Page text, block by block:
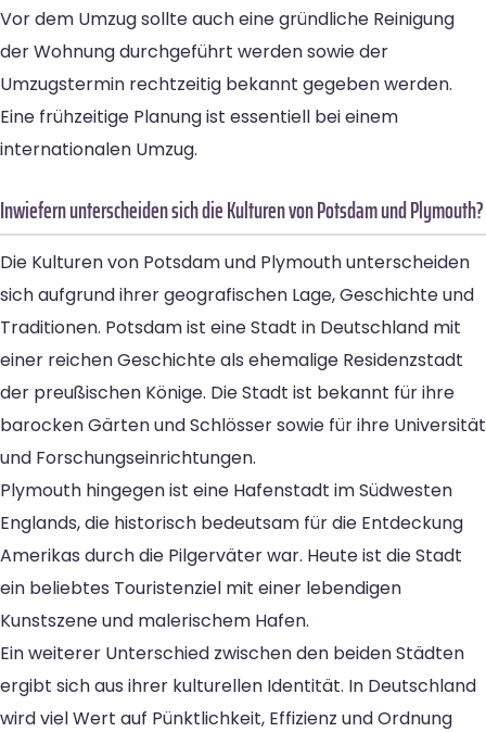
Vor dem Umzug sollte auch eine gründliche Reinigung
der Wohnung durchgeführt werden sowie der
Umzugstermin rechtzeitig bekannt gegeben werden.
Eine frühzeitige Planung ist essentiell bei einem
internationalen Umzug.
Inwiefern unterscheiden sich die Kulturen von Potsdam und Plymouth?
Die Kulturen von Potsdam und Plymouth unterscheiden
sich aufgrund ihrer geografischen Lage, Geschichte und
Traditionen. Potsdam ist eine Stadt in Deutschland mit
einer reichen Geschichte als ehemalige Residenzstadt
der preußischen Könige. Die Stadt ist bekannt für ihre
barocken Gärten und Schlösser sowie für ihre Universität
und Forschungseinrichtungen.
Plymouth hingegen ist eine Hafenstadt im Südwesten
Englands, die historisch bedeutsam für die Entdeckung
Amerikas durch die Pilgerväter war. Heute ist die Stadt
ein beliebtes Touristenziel mit einer lebendigen
Kunstszene und malerischem Hafen.
Ein weiterer Unterschied zwischen den beiden Städten
ergibt sich aus ihrer kulturellen Identität. In Deutschland
wird viel Wert auf Pünktlichkeit, Effizienz und Ordnung